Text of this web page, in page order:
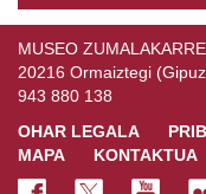
MUSEO
20216 Ormaiztegi
943 880 138
OHAR LEGALA
MAPA
KONTAKTUA